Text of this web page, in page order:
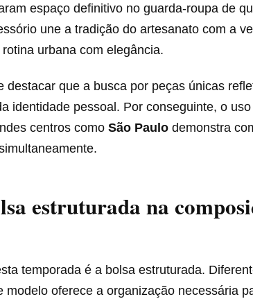
espaço definitivo no guarda-roupa de
une a tradição do artesanato com a
urbana com elegância.
destacar que a busca por peças únicas
identidade pessoal. Por conseguinte, o
centros como São Paulo demonstra
estruturada na
temporada é a bolsa estruturada.
modelo oferece a organização necessária